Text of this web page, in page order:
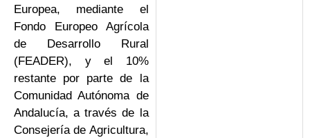
Europea, mediante el
Fondo Europeo Agrícola
de Desarrollo Rural
(FEADER), y el 10%
restante por parte de la
Comunidad Autónoma de
Andalucía, a través de la
Consejería de Agricultura,